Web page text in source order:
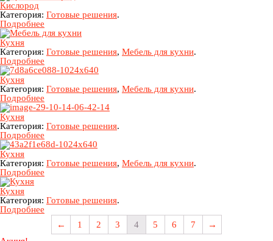
Кислород
Категория: Готовые решения.
Подробнее
Кухня
Категория: Готовые решения, Мебель для кухни.
Подробнее
Кухня
Категория: Готовые решения, Мебель для кухни.
Подробнее
Кухня
Категория: Готовые решения.
Подробнее
Кухня
Категория: Готовые решения, Мебель для кухни.
Подробнее
Кухня
Категория: Готовые решения.
Подробнее
←
1 2 3 4 5 6 7
→